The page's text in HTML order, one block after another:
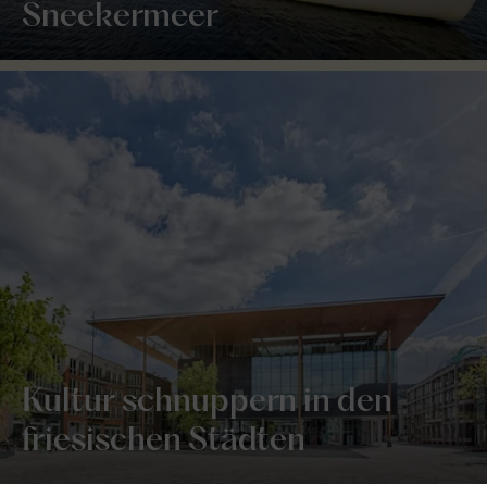
Sneekermeer
Kultur schnuppern in den
friesischen Städten